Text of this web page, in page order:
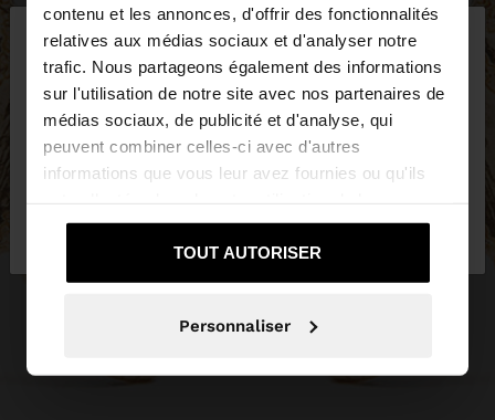
contenu et les annonces, d'offrir des fonctionnalités
relatives aux médias sociaux et d'analyser notre
trafic. Nous partageons également des informations
sur l'utilisation de notre site avec nos partenaires de
médias sociaux, de publicité et d'analyse, qui
peuvent combiner celles-ci avec d'autres
informations que vous leur avez fournies ou qu'ils
services.
TOUT AUTORISER
Personnaliser
bonjour ×
Vous accédez au site depuis Suisse. Voulez-vous
parcourir notre site au United States?